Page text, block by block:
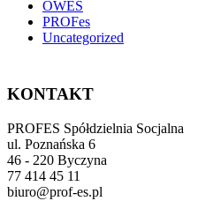
OWES
PROFes
Uncategorized
KONTAKT
PROFES Spółdzielnia Socjalna
ul. Poznańska 6
46 - 220 Byczyna
77 414 45 11
biuro@prof-es.pl